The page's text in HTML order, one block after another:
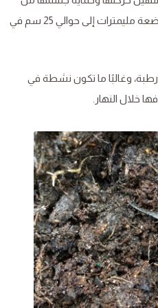
الجفاف. تتراوح أحجام البزاقات من بضعة مليمترات إلى حوالي 25 سم في
وغالبًا ما تكون نشطة في
خلال النهار.